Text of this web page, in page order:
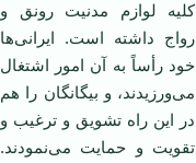
کلیه لوازم مدنیت رونق و
رواج داشته است. ایرانی‌ها
خود رأساً به آن امور اشتغال
می‌ورزیدند، و بیگانگان را هم
در این راه تشویق و ترغیب و
تقویت و حمایت می‌نمودند.